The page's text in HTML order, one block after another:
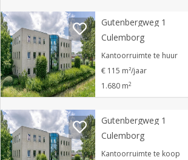
Gutenbergweg 1
Culemborg
Kantoorruimte te huur
€ 115 m²/jaar
1.680 m2
Gutenbergweg 1
Culemborg
Kantoorruimte te koop